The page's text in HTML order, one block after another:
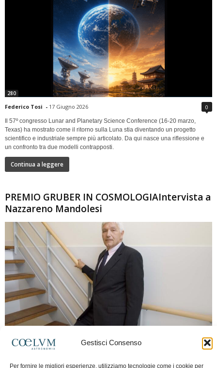
Gestisci Consenso
Per fornire le migliori esperienze, utilizziamo tecnologie come i cookie per
280
Federico Tosi - 17 Giugno 2026 0
Il 57º congresso Lunar and Planetary Science Conference (16-20 marzo,
Texas) ha mostrato come il ritorno sulla Luna stia diventando un progetto
scientifico e industriale sempre più articolato. Da qui nasce una riflessione e
un confronto tra due modelli contrapposti.
Continua a leggere
PREMIO GRUBER IN COSMOLOGIAIntervista a
Nazzareno Mandolesi
Frida Paolella - 16 Giugno 2026 0
spaziale europea e della missione Planck. Il dialogo ripercorre i principali